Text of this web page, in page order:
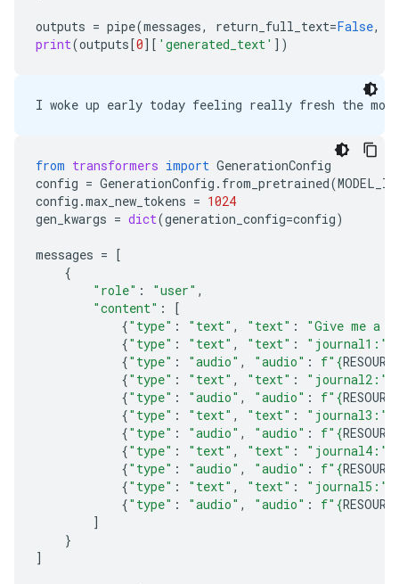
outputs = pipe(messages, return_full_text=False,
print(outputs[0][ 'generated_text' ])
from transformers import GenerationConfig
config = GenerationConfig . from_pretrained(MODEL_ID
config .max_new_tokens = 1024
gen_kwargs = dict(generation_config=config)
messages = [
{
"role" : "user" ,
"content" :
[
{"type" : "text" , "text" :
"Give me a
{"type" : "text" , "text" : "journal1:"
{"type" : "audio" , "audio" : f" {
{"type" : "text" , "text" : "journal2:"
{"type" : "audio" , "audio" : f" {
{"type" : "text" , "text" : "journal3:"
{"type" : "audio" , "audio" : f" {
{"type" : "text" , "text" : "journal4:"
{"type" : "audio" , "audio" : f" {
{"type" : "text" , "text" : "journal5:"
{"type" : "audio" , "audio" : f" {
]
}
]